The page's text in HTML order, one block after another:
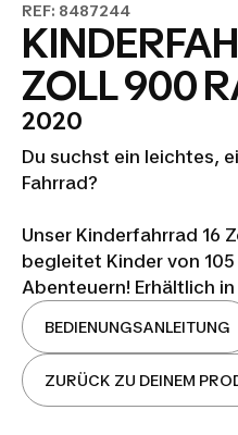
REF: 8487244
ZOLL 900
2020
Du suchst ein leichtes,
Fahrrad?
Unser Kinderfahrrad 16
begleitet Kinder von
Abenteuern! Erhältlich in
BEDIENUNGSANLEITUNG
ZURÜCK ZU DEINEM